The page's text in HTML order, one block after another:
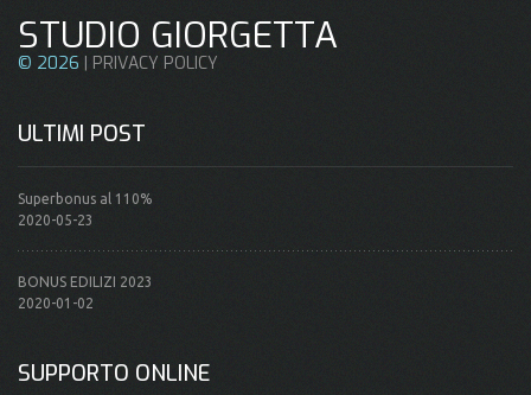
STUDIO GIORGETTA
© 2026 PRIVACY POLICY
ULTIMI POST
Superbonus al 110%
2020-05-23
BONUS EDILIZI 2023
2020-01-02
SUPPORTO ONLINE